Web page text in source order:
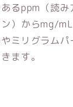
るppm（読
）からmg/
ミリグラムパ
ます。